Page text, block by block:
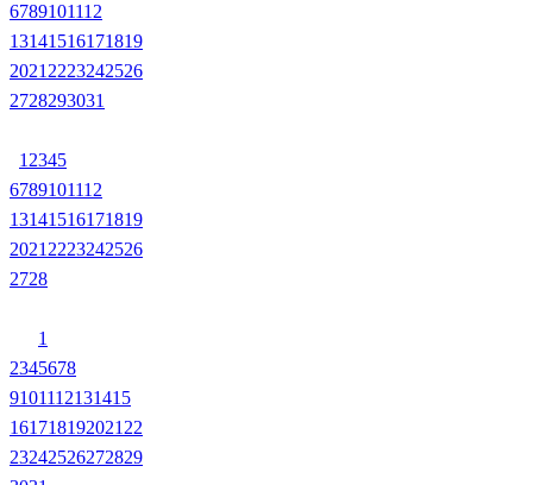
6789101112
13141516171819
2021 2223242526
2728293031
1 2345
6789101112
13141516171819
2021 2223242526
2728
1
2345678
9101112131415
161718192021 22
23242526272829